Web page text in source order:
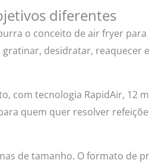
diferentes
o conceito de air fryer
desidratar, reaquecer
com tecnologia RapidAir, 12
quem quer resolver
de tamanho. O formato de